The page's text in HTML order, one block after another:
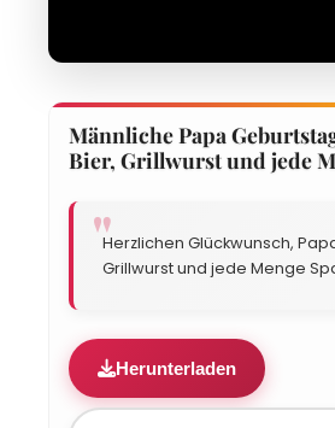
Männliche Papa
Bier, Grillwurst und jede
Herzlichen Glückwunsch,
Grillwurst und jede Menge
Herunterladen